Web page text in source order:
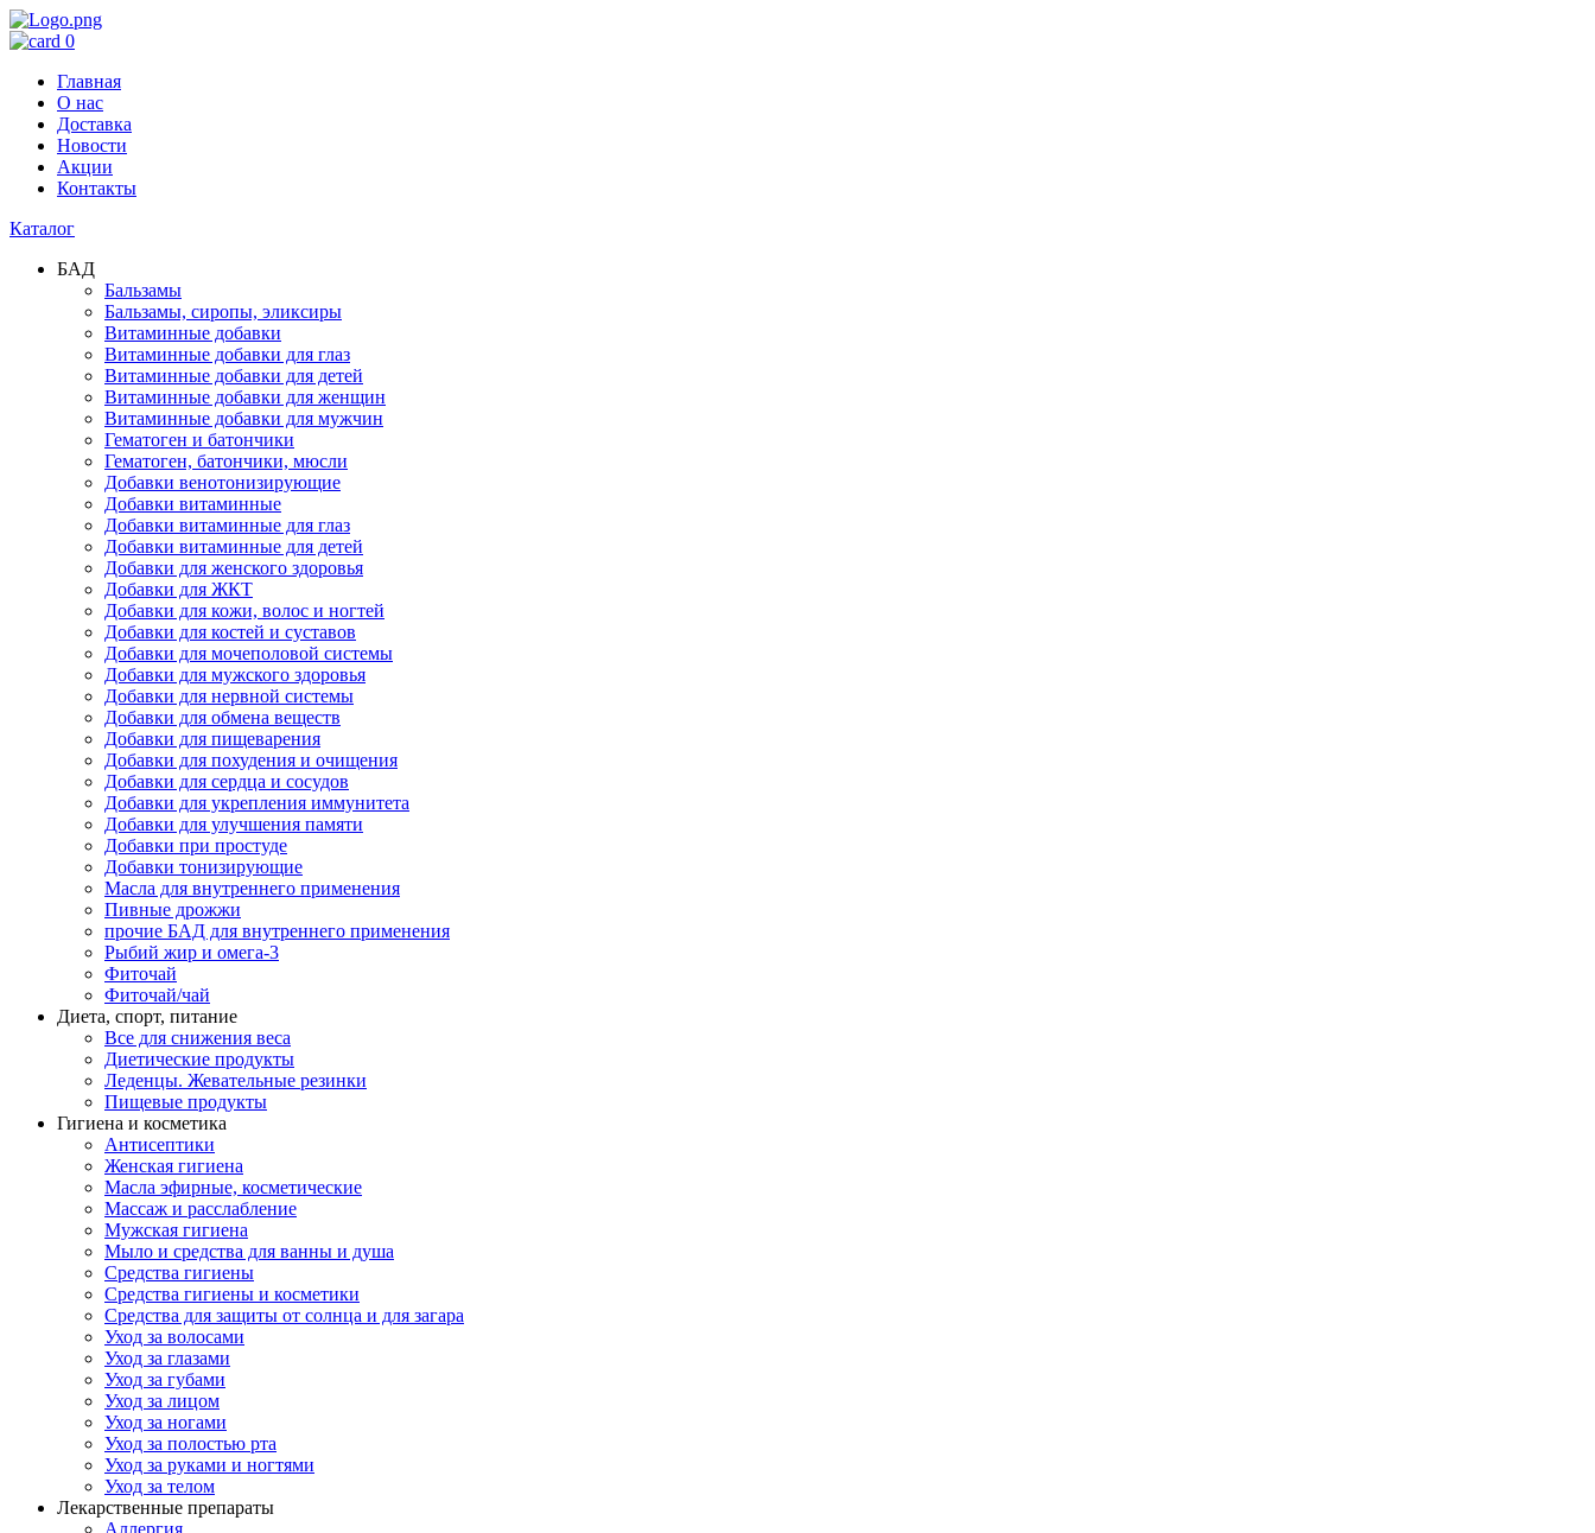
0
Главная
О нас
Доставка
Новости
Акции
Контакты
Каталог
БАД
Бальзамы
Бальзамы, сиропы, эликсиры
Витаминные добавки
Витаминные добавки для глаз
Витаминные добавки для детей
Витаминные добавки для женщин
Витаминные добавки для мужчин
Гематоген и батончики
Гематоген, батончики, мюсли
Добавки венотонизирующие
Добавки витаминные
Добавки витаминные для глаз
Добавки витаминные для детей
Добавки для женского здоровья
Добавки для ЖКТ
Добавки для кожи, волос и ногтей
Добавки для костей и суставов
Добавки для мочеполовой системы
Добавки для мужского здоровья
Добавки для нервной системы
Добавки для обмена веществ
Добавки для пищеварения
Добавки для похудения и очищения
Добавки для сердца и сосудов
Добавки для укрепления иммунитета
Добавки для улучшения памяти
Добавки при простуде
Добавки тонизирующие
Масла для внутреннего применения
Пивные дрожжи
прочие БАД для внутреннего применения
Рыбий жир и омега-3
Фиточай
Фиточай/чай
Диета, спорт, питание
Все для снижения веса
Диетические продукты
Леденцы. Жевательные резинки
Пищевые продукты
Гигиена и косметика
Антисептики
Женская гигиена
Масла эфирные, косметические
Массаж и расслабление
Мужская гигиена
Мыло и средства для ванны и душа
Средства гигиены
Средства гигиены и косметики
Средства для защиты от солнца и для загара
Уход за волосами
Уход за глазами
Уход за губами
Уход за лицом
Уход за ногами
Уход за полостью рта
Уход за руками и ногтями
Уход за телом
Лекарственные препараты
Аллергия